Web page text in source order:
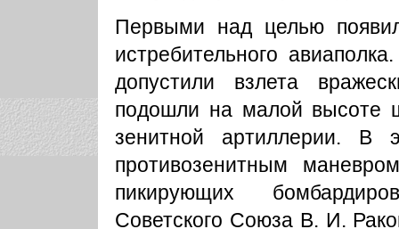
Первыми над целью
истребительного
допустили взлета
подошли на малой высоте
зенитной артиллерии.
противозенитным
пикирующих
Советского Союза В. И.